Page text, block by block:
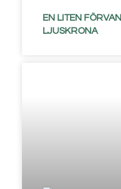
EN LITEN
LJUSKRONA